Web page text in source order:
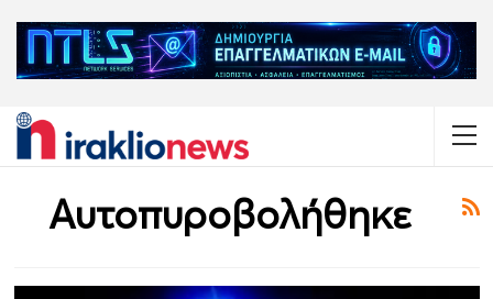
Αυτοπυροβολήθηκε